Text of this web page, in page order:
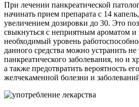
При лечении панкреатической
начинать прием препарата с 14
увеличением дозировки до 30. Это
свыкнуться с неприятным ароматом и
необходимый уровень
данного средства можно устранить
панкреатического заболевания, но и
а также предотвратить вероятность
желчекаменной болезни и